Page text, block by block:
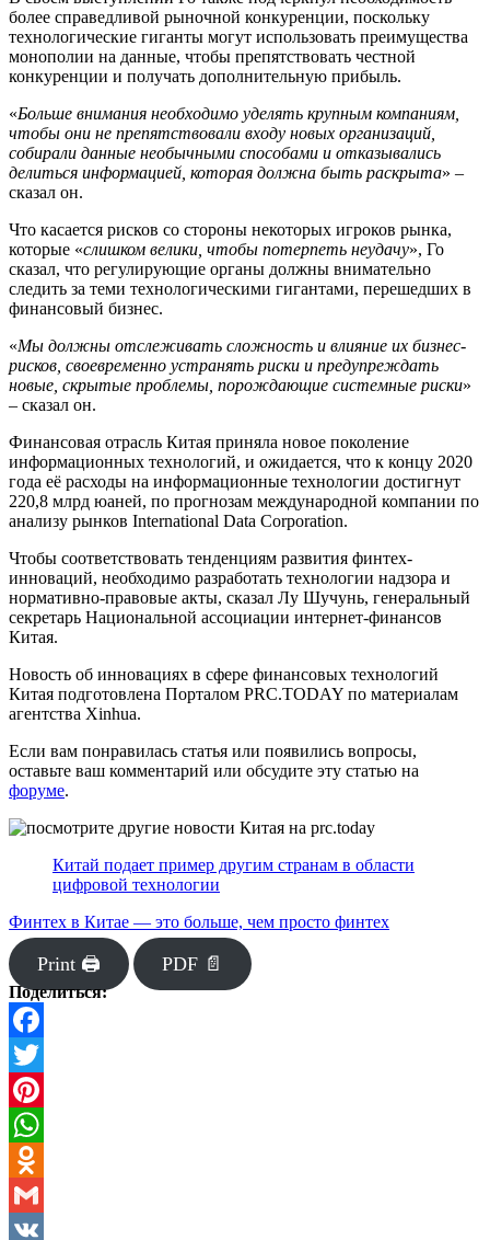
более справедливой рыночной конкуренции, поскольку
технологические гиганты могут использовать преимущества
монополии на данные, чтобы препятствовать честной
конкуренции и получать дополнительную прибыль.
«Больше внимания необходимо уделять крупным компаниям,
чтобы они не препятствовали входу новых организаций,
собирали данные необычными способами и отказывались
делиться информацией, которая должна быть раскрыта» –
сказал он.
Что касается рисков со стороны некоторых игроков рынка,
которые «слишком велики, чтобы потерпеть неудачу», Го
сказал, что регулирующие органы должны внимательно
следить за теми технологическими гигантами, перешедших в
финансовый бизнес.
«Мы должны отслеживать сложность и влияние их бизнес-
рисков, своевременно устранять риски и предупреждать
новые, скрытые проблемы, порождающие системные риски»
– сказал он.
Финансовая отрасль Китая приняла новое поколение
информационных технологий, и ожидается, что к концу 2020
года её расходы на информационные технологии достигнут
220,8 млрд юаней, по прогнозам международной компании по
анализу рынков International Data Corporation.
Чтобы соответствовать тенденциям развития финтех-
инноваций, необходимо разработать технологии надзора и
нормативно-правовые акты, сказал Лу Шучунь, генеральный
секретарь Национальной ассоциации интернет-финансов
Китая.
Новость об инновациях в сфере финансовых технологий
Китая подготовлена Порталом PRC.TODAY по материалам
агентства Xinhua.
Если вам понравилась статья или появились вопросы,
оставьте ваш комментарий или обсудите эту статью на
форуме.
Китай подает пример другим странам в области
цифровой технологии
Финтех в Китае — это больше, чем просто финтех
Print 🖨 PDF 📄
Поделиться:
Facebook
Twitter
Pinterest
WhatsApp
Odnoklassniki
Gmail